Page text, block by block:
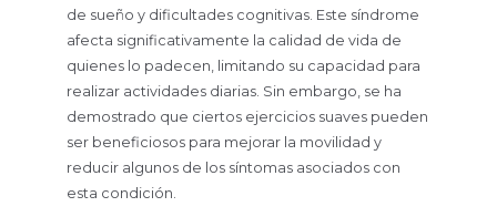
de sueño y dificultades cognitivas. Este síndrome
afecta significativamente la calidad de vida de
quienes lo padecen, limitando su capacidad para
realizar actividades diarias. Sin embargo, se ha
demostrado que ciertos ejercicios suaves pueden
ser beneficiosos para mejorar la movilidad y
reducir algunos de los síntomas asociados con
esta condición.